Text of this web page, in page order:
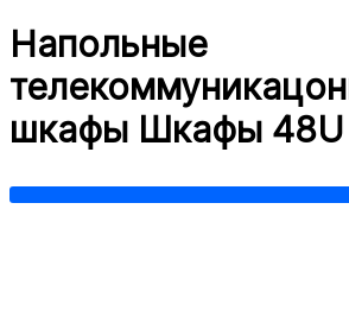
Напольные
шкафы Шкафы 48U